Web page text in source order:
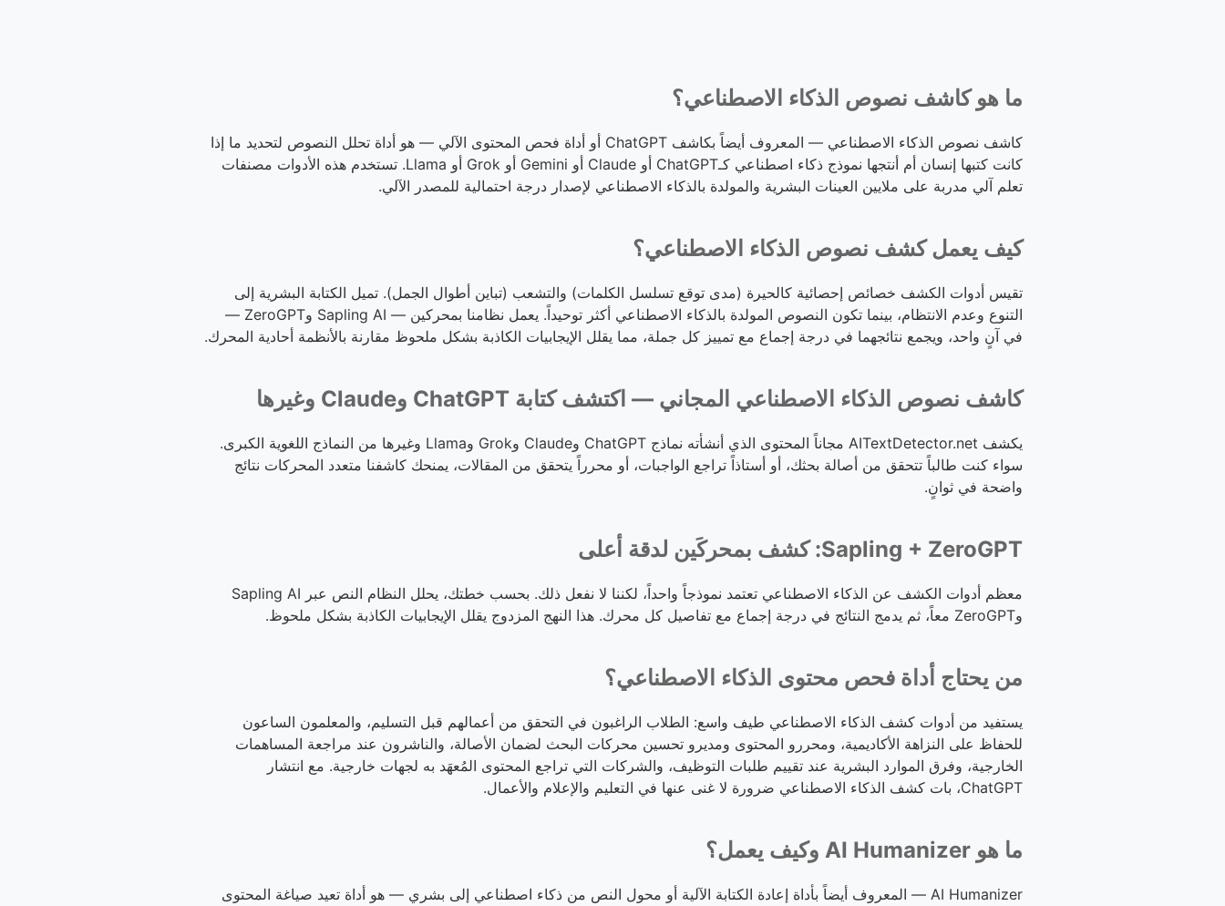
ما هو كاشف نصوص الذكاء الاصطناعي؟
كاشف نصوص الذكاء الاصطناعي — المعروف أيضاً بكاشف ChatGPT أو أداة فحص المحتوى الآلي — هو أداة تحلل النصوص لتحديد ما إذا
كانت كتبها إنسان أم أنتجها نموذج ذكاء اصطناعي كـChatGPT أو Claude أو Gemini أو Grok أو Llama. تستخدم هذه الأدوات مصنفات
تعلم آلي مدربة على ملايين العينات البشرية والمولدة بالذكاء الاصطناعي لإصدار درجة احتمالية للمصدر الآلي.
كيف يعمل كشف نصوص الذكاء الاصطناعي؟
تقيس أدوات الكشف خصائص إحصائية كالحيرة (مدى توقع تسلسل الكلمات) والتشعب (تباين أطوال الجمل). تميل الكتابة البشرية إلى
التنوع وعدم الانتظام، بينما تكون النصوص المولدة بالذكاء الاصطناعي أكثر توحيداً. يعمل نظامنا بمحركين — Sapling AI وZeroGPT —
في آنٍ واحد، ويجمع نتائجهما في درجة إجماع مع تمييز كل جملة، مما يقلل الإيجابيات الكاذبة بشكل ملحوظ مقارنة بالأنظمة أحادية المحرك.
كاشف نصوص الذكاء الاصطناعي المجاني — اكتشف كتابة ChatGPT وClaude وغيرها
يكشف AITextDetector.net مجاناً المحتوى الذي أنشأته نماذج ChatGPT وClaude وGrok وLlama وغيرها من النماذج اللغوية الكبرى.
سواء كنت طالباً تتحقق من أصالة بحثك، أو أستاذاً تراجع الواجبات، أو محرراً يتحقق من المقالات، يمنحك كاشفنا متعدد المحركات نتائج
واضحة في ثوانٍ.
Sapling + ZeroGPT: كشف بمحركَين لدقة أعلى
معظم أدوات الكشف عن الذكاء الاصطناعي تعتمد نموذجاً واحداً، لكننا لا نفعل ذلك. بحسب خطتك، يحلل النظام النص عبر Sapling AI
وZeroGPT معاً، ثم يدمج النتائج في درجة إجماع مع تفاصيل كل محرك. هذا النهج المزدوج يقلل الإيجابيات الكاذبة بشكل ملحوظ.
من يحتاج أداة فحص محتوى الذكاء الاصطناعي؟
يستفيد من أدوات كشف الذكاء الاصطناعي طيف واسع: الطلاب الراغبون في التحقق من أعمالهم قبل التسليم، والمعلمون الساعون
للحفاظ على النزاهة الأكاديمية، ومحررو المحتوى ومديرو تحسين محركات البحث لضمان الأصالة، والناشرون عند مراجعة المساهمات
الخارجية، وفرق الموارد البشرية عند تقييم طلبات التوظيف، والشركات التي تراجع المحتوى المُعهَد به لجهات خارجية. مع انتشار
ChatGPT، بات كشف الذكاء الاصطناعي ضرورة لا غنى عنها في التعليم والإعلام والأعمال.
ما هو AI Humanizer وكيف يعمل؟
AI Humanizer — المعروف أيضاً بأداة إعادة الكتابة الآلية أو محول النص من ذكاء اصطناعي إلى بشري — هو أداة تعيد صياغة المحتوى